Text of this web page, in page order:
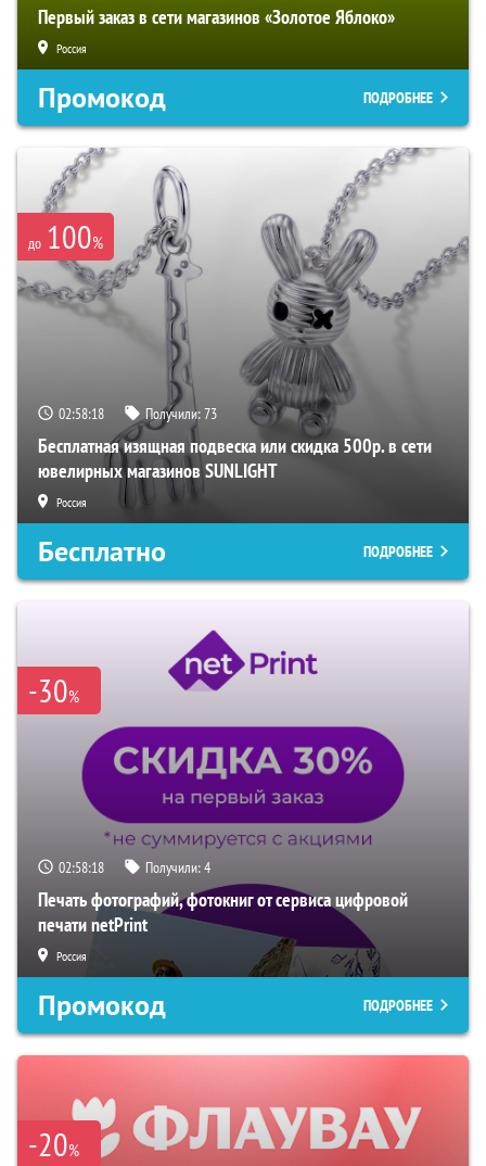
Первый заказ в сети магазинов «Золотое Яблоко»
Россия
Промокод ПОДРОБНЕЕ
до 100%
02:58:17 Получили:73
Бесплатная изящная подвеска или скидка 500р. в сети
ювелирных магазинов SUNLIGHT
Россия
Бесплатно ПОДРОБНЕЕ
-30%
02:58:17 Получили:4
Печать фотографий, фотокниг от сервиса цифровой
печати netPrint
Россия
Промокод ПОДРОБНЕЕ
-20%